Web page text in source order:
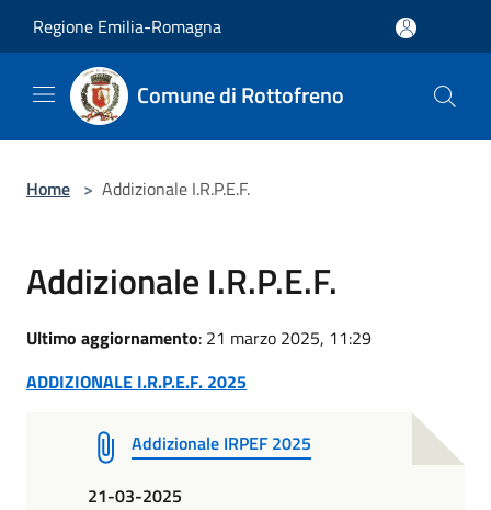
Regione Emilia-Romagna
Comune di Rottofreno
Home > Addizionale I.R.P.E.F.
Addizionale I.R.P.E.F.
Ultimo aggiornamento: 21 marzo 2025, 11:29
ADDIZIONALE I.R.P.E.F. 2025
Addizionale IRPEF 2025
21-03-2025